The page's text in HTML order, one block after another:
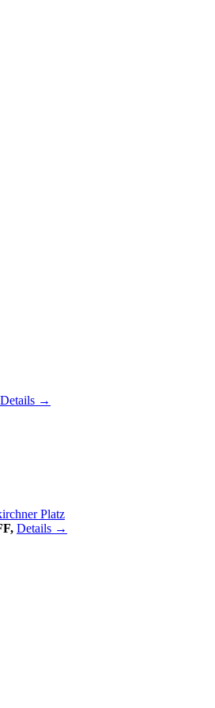
Details →
Platz
Details →